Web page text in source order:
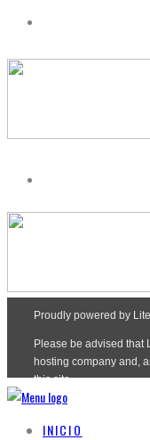
INICIO